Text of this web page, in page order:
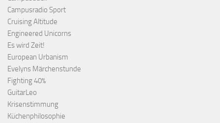
Campusradio Sport
Cruising Altitude
Engineered Unicorns
Es wird Zeit!
European Urbanism
Evelyns Märchenstunde
Fighting 40%
GuitarLeo
Krisenstimmung
Küchenphilosophie